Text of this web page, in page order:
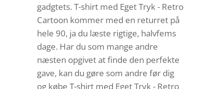
gadgtets. T-shirt med Eget Tryk - Retro
Cartoon kommer med en returret på
hele 90, ja du læste rigtige, halvfems
dage. Har du som mange andre
næsten opgivet at finde den perfekte
gave, kan du gøre som andre før dig
og købe T-shirt med Eget Tryk - Retro